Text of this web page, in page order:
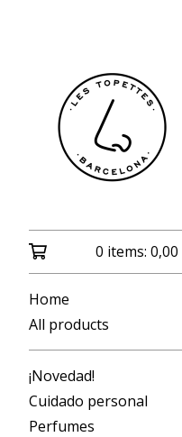
0 items: 0,00
Home
All products
¡Novedad!
Cuidado personal
Perfumes